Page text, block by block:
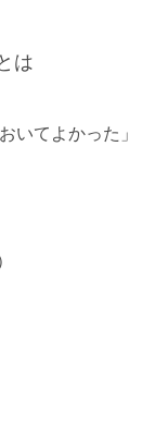
は
いてよかった」